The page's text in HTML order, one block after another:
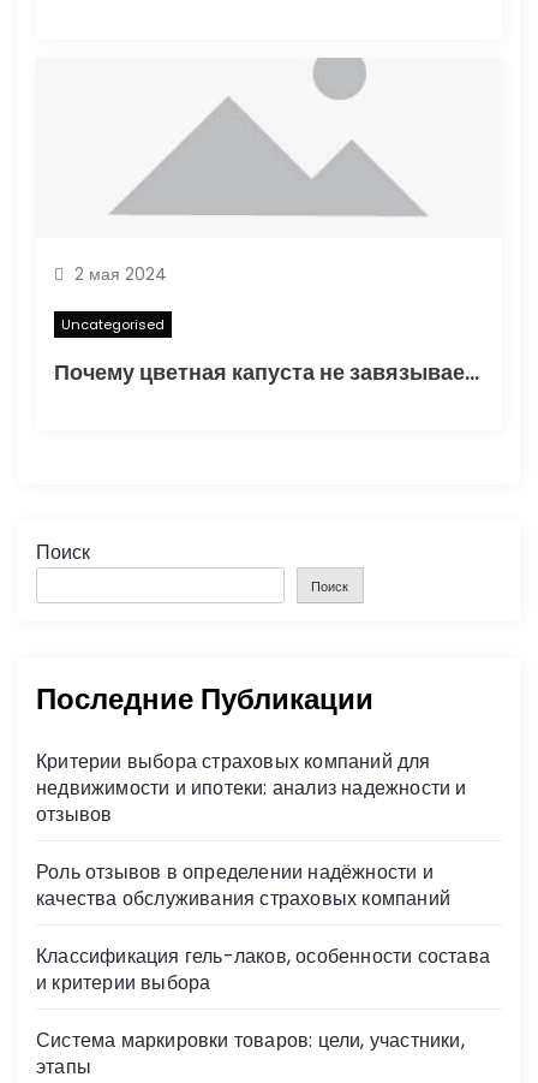
2 мая 2024
Uncategorised
Почему цветная капуста не завязывает в открытом грунте — основные факторы и способы решения проблемы
Поиск
Поиск
Последние Публикации
Критерии выбора страховых компаний для
недвижимости и ипотеки: анализ надежности и
отзывов
Роль отзывов в определении надёжности и
качества обслуживания страховых компаний
Классификация гель-лаков, особенности состава
и критерии выбора
Система маркировки товаров: цели, участники,
этапы